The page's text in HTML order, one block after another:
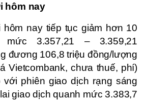
hôm nay
hôm nay tiếp tục giảm hơn 10
mức 3.357,21 – 3.359,21
đương 106,8 triệu đồng/lượng
Vietcombank, chưa thuế, phí)
với phiên giao dịch rạng sáng
giao dịch quanh mức 3.383,7